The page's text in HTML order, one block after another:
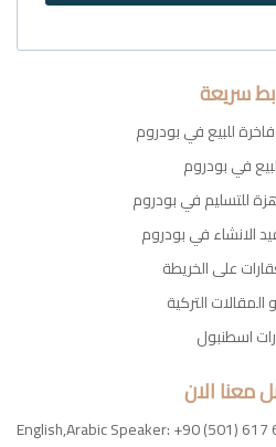
سريعة
للبيع في بودروم
في بودروم
للتسليم في بودروم
الانشاء في بودروم
على الخريطة
المقالات التركية
اسطنبول
معنا الان
English,Arabic Speaker: +90 (501) 617